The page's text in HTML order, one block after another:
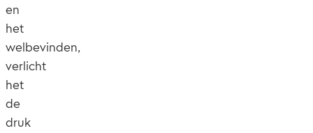
en
het
welbevinden,
verlicht
het
de
druk